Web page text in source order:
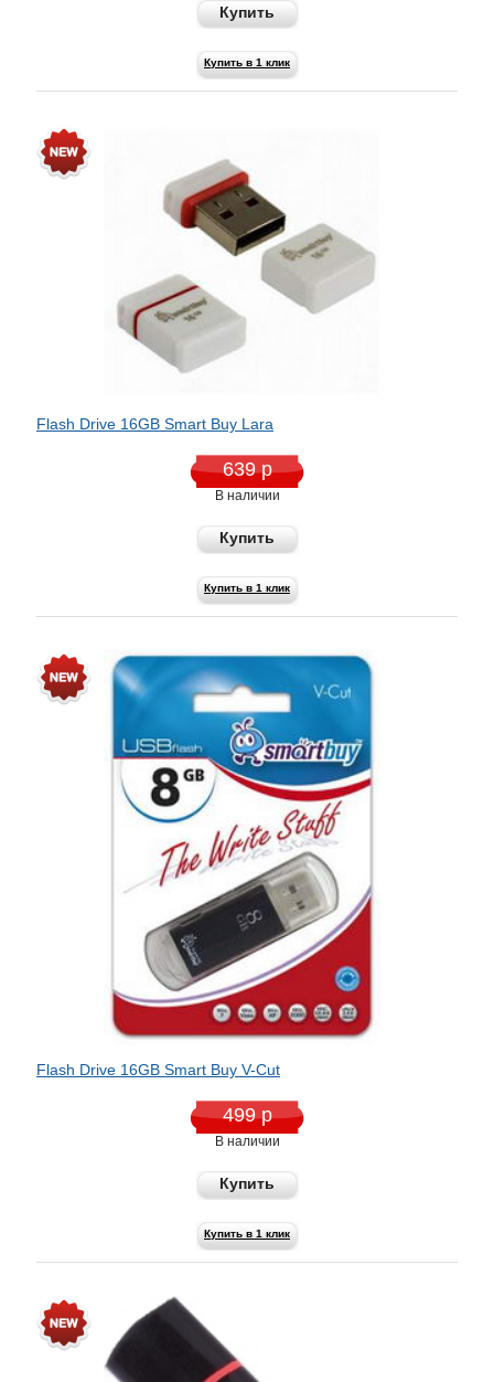
Купить
Купить в 1 клик
Flash Drive 16GB Smart Buy Lara
639 р
В наличии
Купить
Купить в 1 клик
Flash Drive 16GB Smart Buy V-Cut
499 р
В наличии
Купить
Купить в 1 клик